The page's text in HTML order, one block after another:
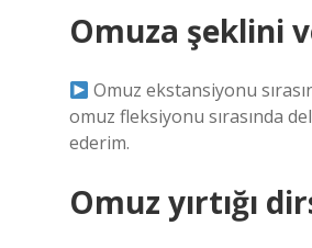
Omuza şeklini
Omuz ekstansiyonu
omuz fleksiyonu sırasında
ederim.
Omuz yırtığı